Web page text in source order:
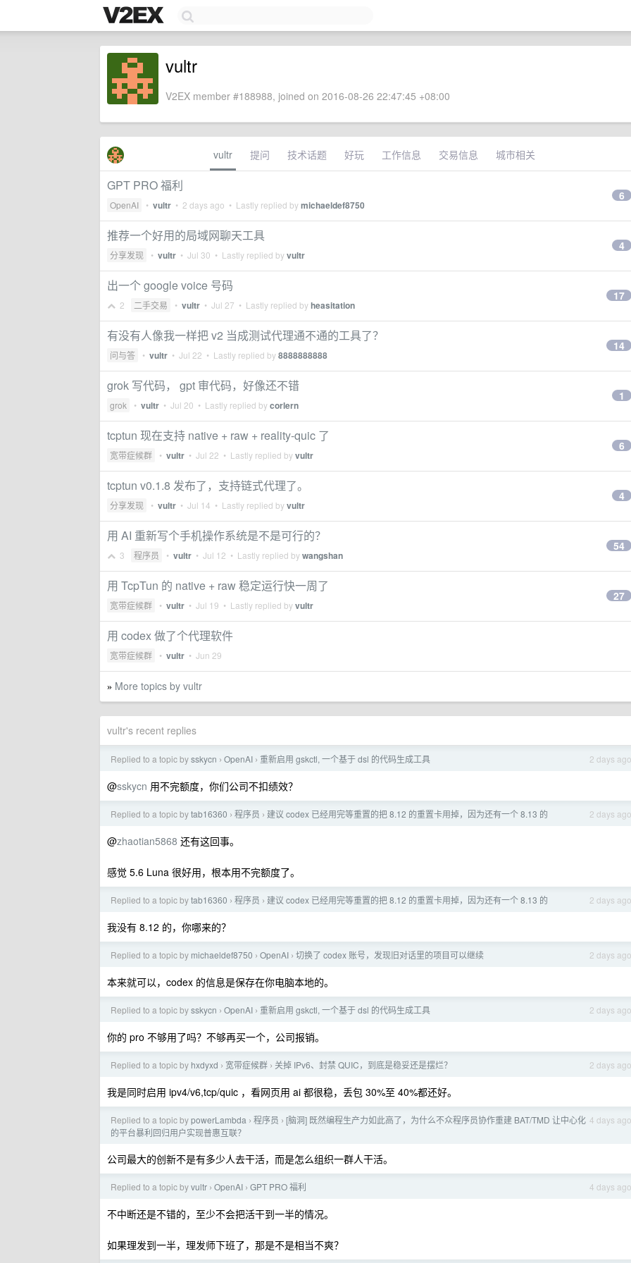
vultr
V2EX member #188988, joined on 2016-08-26 22:47:45 +08:00
vultr 提问 技术话题 好玩 工作信息 交易信息 城市相关
GPT PRO 福利
OpenAI • vultr • 2 days ago • Lastly replied bymichaeldef8750
6
推荐一个好用的局域网聊天工具
分享发现 • vultr • Jul 30 • Lastly replied byvultr
4
出一个 google voice 号码
2 二手交易 • vultr • Jul 27 • Lastly replied byheasitation
17
有没有人像我一样把 v2 当成测试代理通不通的工具了？
问与答 • vultr • Jul 22 • Lastly replied by8888888888
14
grok 写代码， gpt 审代码，好像还不错
grok • vultr • Jul 20 • Lastly replied bycorlern
1
tcptun 现在支持 native + raw + reality-quic 了
宽带症候群 • vultr • Jul 22 • Lastly replied byvultr
6
tcptun v0.1.8 发布了，支持链式代理了。
分享发现 • vultr • Jul 14 • Lastly replied byvultr
4
用 AI 重新写个手机操作系统是不是可行的？
3 程序员 • vultr • Jul 12 • Lastly replied bywangshan
54
用 TcpTun 的 native + raw 稳定运行快一周了
宽带症候群 • vultr • Jul 19 • Lastly replied byvultr
27
用 codex 做了个代理软件
宽带症候群 • vultr • Jun 29
» More topics by vultr
vultr's recent replies
2 days ago
Replied to a topic bysskycn › OpenAI › 重新启用 gskctl, 一个基于 dsl 的代码生成工具
@sskycn 用不完额度，你们公司不扣绩效？
2 days ago
Replied to a topic bytab16360 › 程序员 › 建议 codex 已经用完等重置的把 8.12 的重置卡用掉，因为还有一个 8.13 的
@zhaotian5868 还有这回事。
感觉 5.6 Luna 很好用，根本用不完额度了。
2 days ago
Replied to a topic bytab16360 › 程序员 › 建议 codex 已经用完等重置的把 8.12 的重置卡用掉，因为还有一个 8.13 的
我没有 8.12 的，你哪来的？
2 days ago
Replied to a topic by michaeldef8750 › OpenAI › 切换了 codex 账号，发现旧对话里的项目可以继续
本来就可以，codex 的信息是保存在你电脑本地的。
2 days ago
Replied to a topic bysskycn › OpenAI › 重新启用 gskctl, 一个基于 dsl 的代码生成工具
你的 pro 不够用了吗？不够再买一个，公司报销。
2 days ago
Replied to a topic by hxdyxd › 宽带症候群 › 关掉 IPv6、封禁 QUIC，到底是稳妥还是摆烂？
我是同时启用 ipv4/v6,tcp/quic ，看网页用 ai 都很稳，丢包 30%至 40%都还好。
4 days ago
Replied to a topic bypowerLambda › 程序员 › [脑洞] 既然编程生产力如此高了，为什么不众程序员协作重建 BAT/TMD 让中心化
的平台暴利回归用户实现普惠互联？
公司最大的创新不是有多少人去干活，而是怎么组织一群人干活。
4 days ago
Replied to a topic byvultr › OpenAI › GPT PRO 福利
不中断还是不错的，至少不会把活干到一半的情况。
如果理发到一半，理发师下班了，那是不是相当不爽？